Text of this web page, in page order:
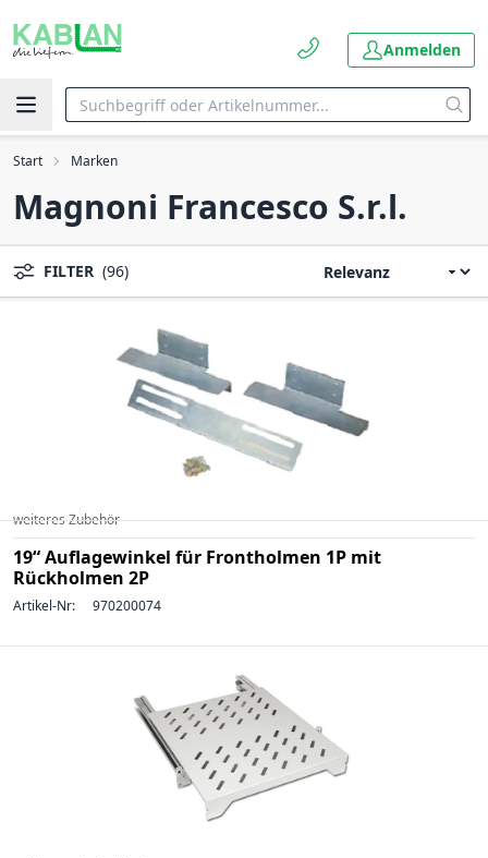
Anmelden
Start Marken
Magnoni Francesco S.r.l.
FILTER (96)
weiteres Zubehör
19“ Auflagewinkel für Frontholmen 1P mit
Rückholmen 2P
Artikel-Nr: 970200074